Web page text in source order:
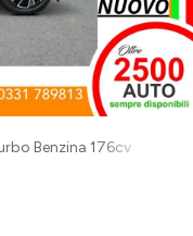
Benzina 176cv